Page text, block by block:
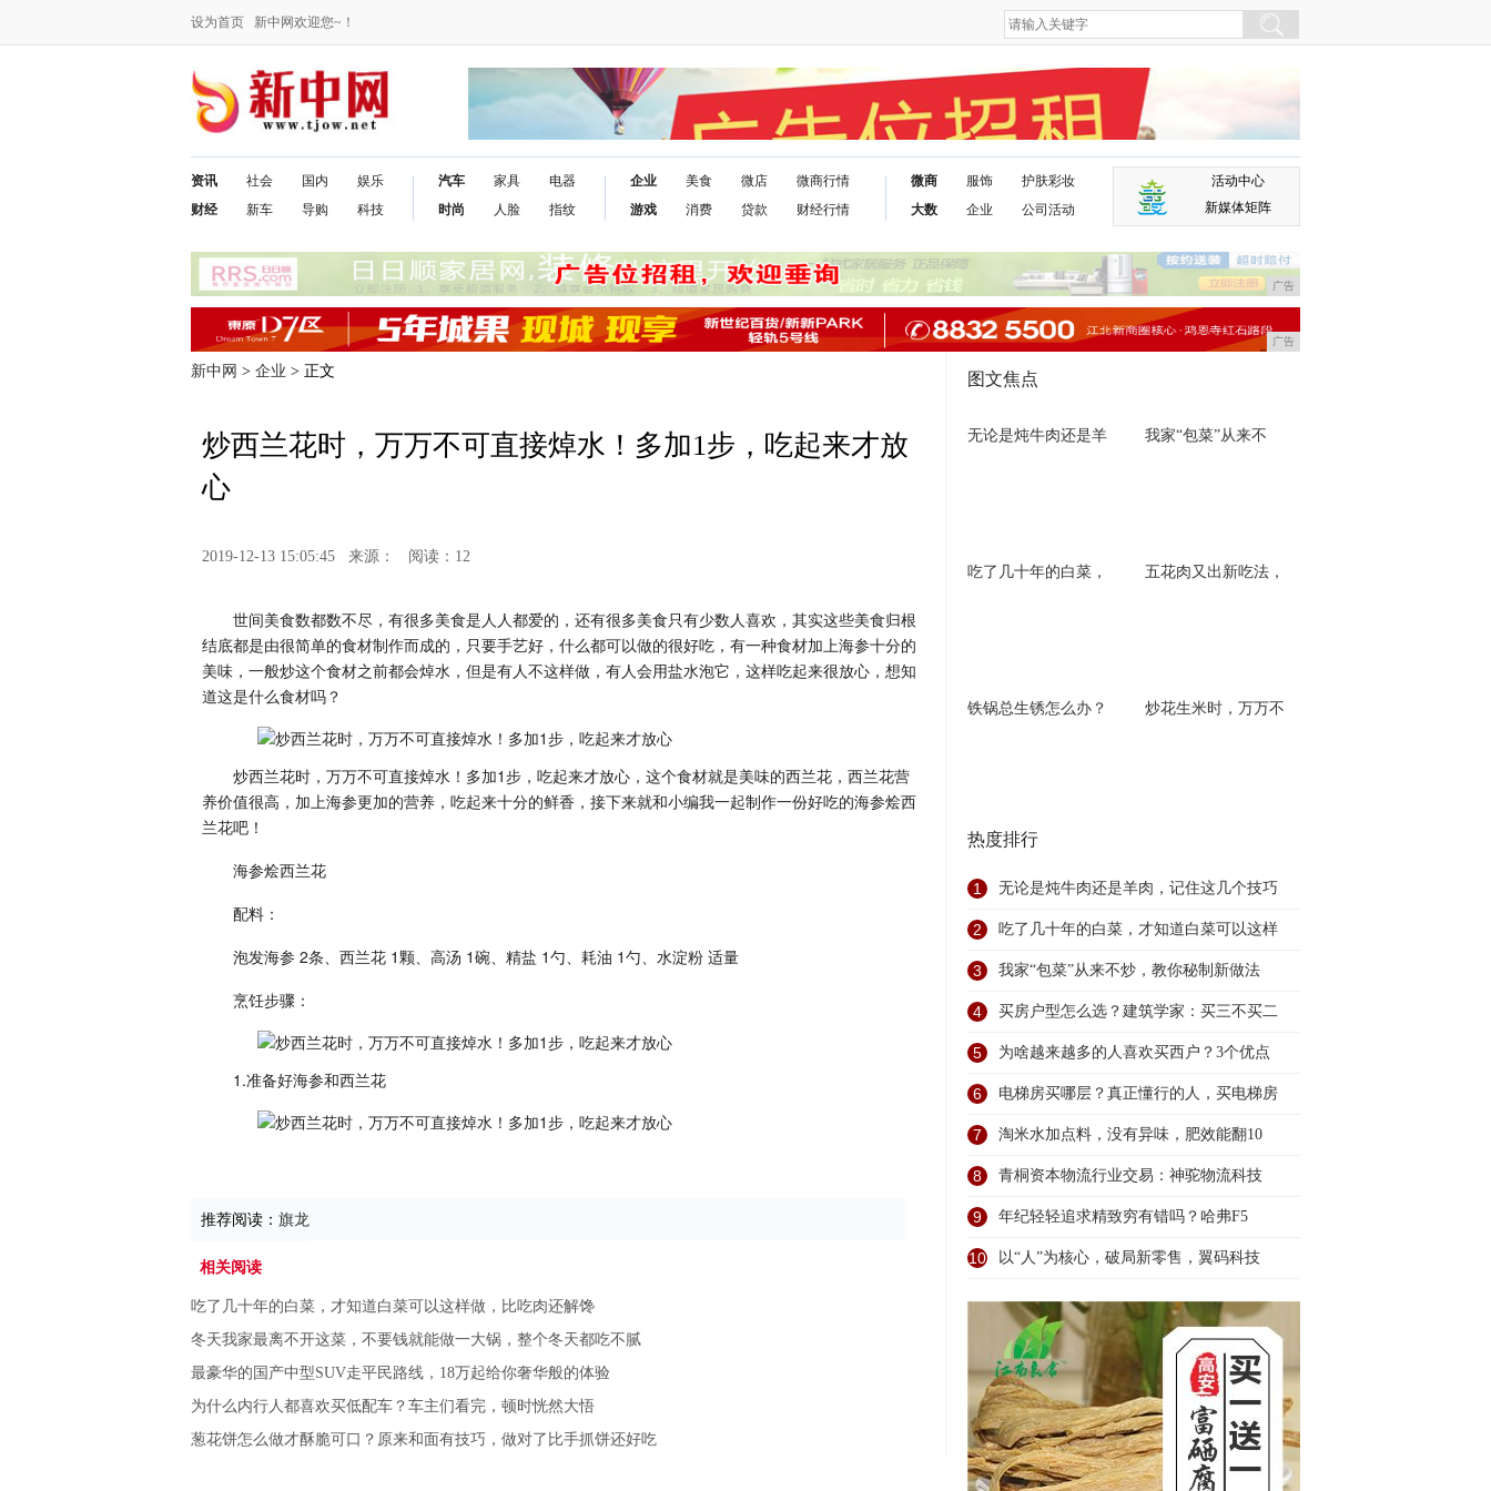
设为首页 新中网欢迎您~！
资讯
财经
社会
新车
国内
导购
娱乐
科技
汽车
时尚
家具
人脸
电器
指纹
企业
游戏
美食
消费
微店
贷款
微商行情
财经行情
微商
大数
服饰
企业
护肤彩妆
公司活动
活动中心
新媒体矩阵
广告
广告
新中网 > 企业 > 正文
炒西兰花时，万万不可直接焯水！多加1步，吃起来才放
心
2019-12-13 15:05:45 来源： 阅读：12
世间美食数都数不尽，有很多美食是人人都爱的，还有很多美食只有少数人喜欢，其实这些美食归根
结底都是由很简单的食材制作而成的，只要手艺好，什么都可以做的很好吃，有一种食材加上海参十分的
美味，一般炒这个食材之前都会焯水，但是有人不这样做，有人会用盐水泡它，这样吃起来很放心，想知
道这是什么食材吗？
炒西兰花时，万万不可直接焯水！多加1步，吃起来才放心，这个食材就是美味的西兰花，西兰花营
养价值很高，加上海参更加的营养，吃起来十分的鲜香，接下来就和小编我一起制作一份好吃的海参烩西
兰花吧！
海参烩西兰花
配料：
泡发海参 2条、西兰花 1颗、高汤 1碗、精盐 1勺、耗油 1勺、水淀粉 适量
烹饪步骤：
1.准备好海参和西兰花
推荐阅读： 旗龙
相关阅读
吃了几十年的白菜，才知道白菜可以这样做，比吃肉还解馋
冬天我家最离不开这菜，不要钱就能做一大锅，整个冬天都吃不腻
最豪华的国产中型SUV走平民路线，18万起给你奢华般的体验
为什么内行人都喜欢买低配车？车主们看完，顿时恍然大悟
葱花饼怎么做才酥脆可口？原来和面有技巧，做对了比手抓饼还好吃
图文焦点
无论是炖牛肉还是羊 我家“包菜”从来不
吃了几十年的白菜， 五花肉又出新吃法，
铁锅总生锈怎么办？ 炒花生米时，万万不
热度排行
1 无论是炖牛肉还是羊肉，记住这几个技巧
2 吃了几十年的白菜，才知道白菜可以这样
3 我家“包菜”从来不炒，教你秘制新做法
4 买房户型怎么选？建筑学家：买三不买二
5 为啥越来越多的人喜欢买西户？3个优点
6 电梯房买哪层？真正懂行的人，买电梯房
7 淘米水加点料，没有异味，肥效能翻10
8 青桐资本物流行业交易：​神驼物流科技
9 ​年纪轻轻追求精致穷有错吗？哈弗F5
10 以“人”为核心，破局新零售，翼码科技